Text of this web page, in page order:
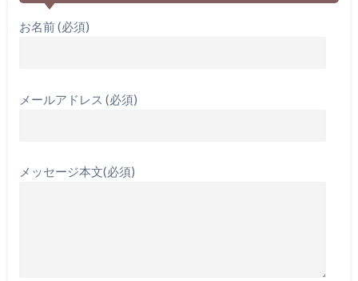
お名前 (必須)
メールアドレス (必須)
メッセージ本文(必須)